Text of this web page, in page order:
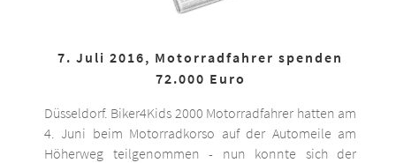
7. Juli 2016, Motorradfahrer spenden
72.000 Euro
Düsseldorf. Biker4Kids 2000 Motorradfahrer hatten am
4. Juni beim Motorradkorso auf der Automeile am
Höherweg teilgenommen - nun konnte sich der